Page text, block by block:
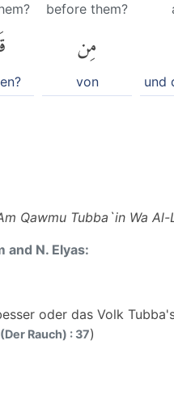
und
before them?
مِن
von
Qawmu Tubba`in Wa
and N. Elyas:
oder das Volk
Rauch) : 37)